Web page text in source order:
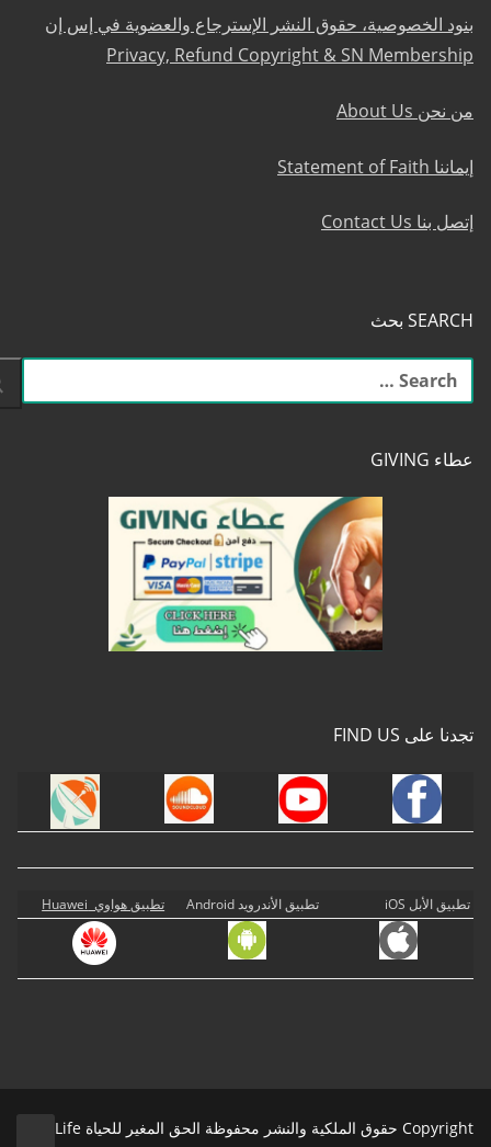
بنود الخصوصية، حقوق النشر الإسترجاع والعضوية في إس إن
Privacy, Refund Copyright & SN Membership
من نحن About Us
إيماننا Statement of Faith
إتصل بنا Contact Us
SEARCH بحث
البحث
عن:
عطاء GIVING
تجدنا على FIND US
تطبيق الأبل iOS تطبيق الأندرويد Android تطبيق هواوي Huawei
Copyright حقوق الملكية والنشر محفوظة الحق المغير للحياة Life